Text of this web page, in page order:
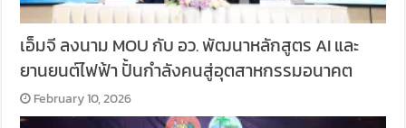
เอ็มจี ลงนาม MOU กับ อว. พัฒนาหลักสูตร AI และ
ยานยนต์ไฟฟ้า ปั้นกำลังคนสู่อุตสาหกรรมอนาคต
February 10, 2026